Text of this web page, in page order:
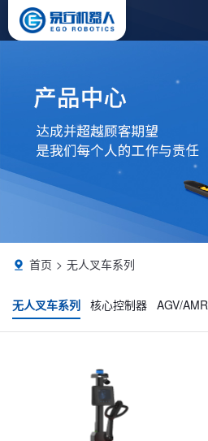
 首页 无人叉车系列
无人叉车系列 核心控制器 AGV/AMR